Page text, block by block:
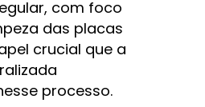
com foco
das placas
crucial que a
processo.